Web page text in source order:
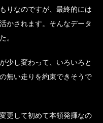
りなのですが、最終的には
かされます。そんなデータ
。
少し変わって、いろいろと
無い走りを約束できそうで
更して初めて本領発揮なの